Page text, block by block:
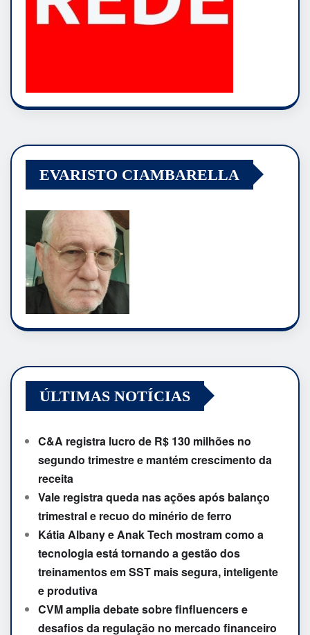
EVARISTO CIAMBARELLA
ÚLTIMAS NOTÍCIAS
C&A registra lucro de R$ 130 milhões no
segundo trimestre e mantém crescimento da
receita
Vale registra queda nas ações após balanço
trimestral e recuo do minério de ferro
Kátia Albany e Anak Tech mostram como a
tecnologia está tornando a gestão dos
treinamentos em SST mais segura, inteligente
e produtiva
CVM amplia debate sobre finfluencers e
desafios da regulação no mercado financeiro